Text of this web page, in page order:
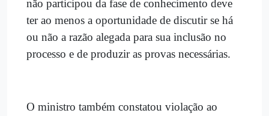
não participou da fase de conhecimento deve
ter ao menos a oportunidade de discutir se há
ou não a razão alegada para sua inclusão no
processo e de produzir as provas necessárias.
O ministro também constatou violação ao